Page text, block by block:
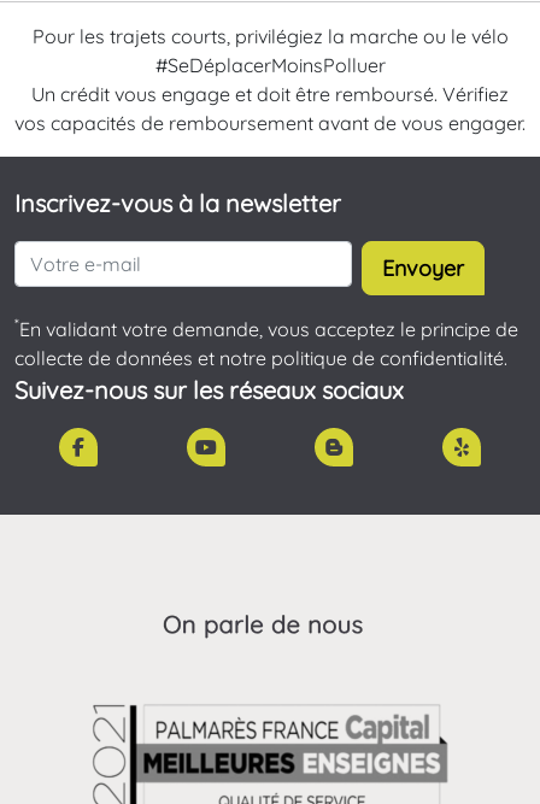
Pour les trajets courts, privilégiez la marche ou le vélo
#SeDéplacerMoinsPolluer
Un crédit vous engage et doit être remboursé. Vérifiez
vos capacités de remboursement avant de vous engager.
Inscrivez-vous à la newsletter
Envoyer
*En validant votre demande, vous acceptez le principe de
collecte de données et notre politique de confidentialité.
Suivez-nous sur les réseaux sociaux